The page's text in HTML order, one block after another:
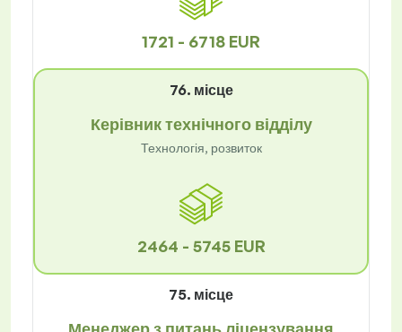
1721 - 6718 EUR
76. місце
Керівник технічного відділу
Технологія, розвиток
2464 - 5745 EUR
75. місце